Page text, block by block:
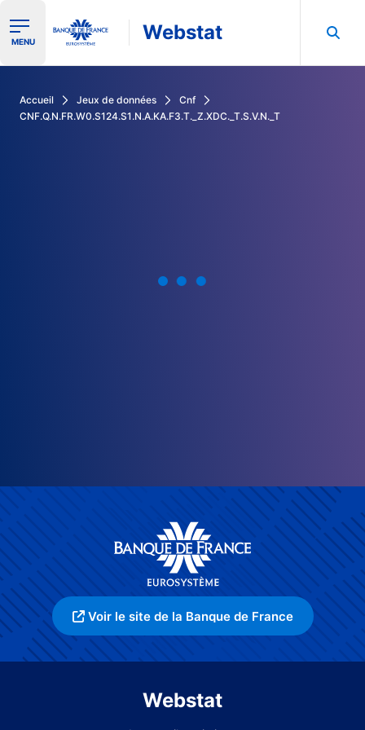
Ouvrir le menu de navigation
MENU Webstat
Accueil Jeux de données
Cnf
CNF.Q.N.FR.W0.S124.S1.N.A.KA.F3.T._Z.XDC._T.S.V.N._T
Voir le site de la Banque de France
Webstat